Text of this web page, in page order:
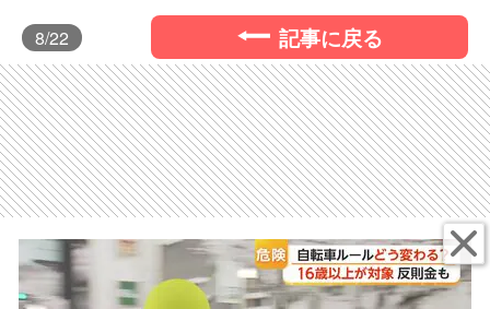
8/22 記事に戻る